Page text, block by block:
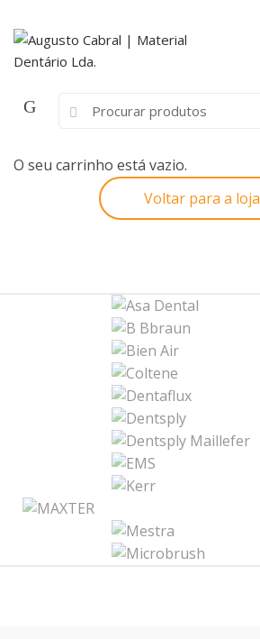
navigation
content
Search
O seu carrinho está vazio.
Voltar para a loja